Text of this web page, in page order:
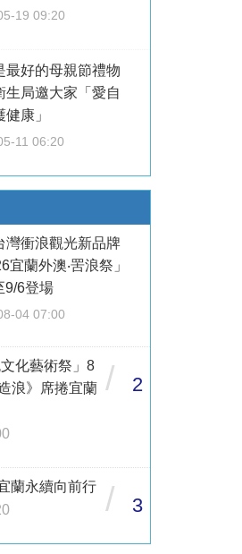
19 09:20
最好的母親節禮物
生局邀大家「愛自
康」
11 06:20
灣衝浪觀光新品牌
宜蘭外澳‧罟浪祭」
9/6登場
04 07:00
化藝術祭」8
浪》席捲宜蘭 / 2
蘭永續向前行
/ 3